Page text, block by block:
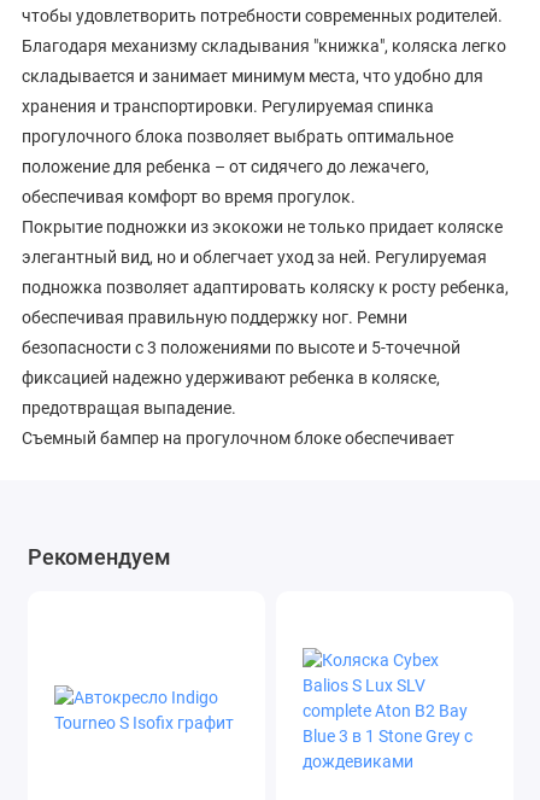
чтобы удовлетворить потребности современных родителей.
Благодаря механизму складывания "книжка", коляска легко
складывается и занимает минимум места, что удобно для
хранения и транспортировки. Регулируемая спинка
прогулочного блока позволяет выбрать оптимальное
положение для ребенка – от сидячего до лежачего,
обеспечивая комфорт во время прогулок.
Покрытие подножки из экокожи не только придает коляске
элегантный вид, но и облегчает уход за ней. Регулируемая
подножка позволяет адаптировать коляску к росту ребенка,
обеспечивая правильную поддержку ног. Ремни
безопасности с 3 положениями по высоте и 5-точечной
фиксацией надежно удерживают ребенка в коляске,
предотвращая выпадение.
Съемный бампер на прогулочном блоке обеспечивает
Регулируемая по высоте родительская ручка обеспечивает
обеспечивают плавный ход и хорошую проходимость на
различных поверхностях. Большая корзина для багажа
позволяет взять с собой все необходимое для прогулки. В
комплекте с коляской идут накидка на ноги, сумка для мамы
в виде рюкзака, москитная сетка и подстаканник, что делает
Рекомендуем